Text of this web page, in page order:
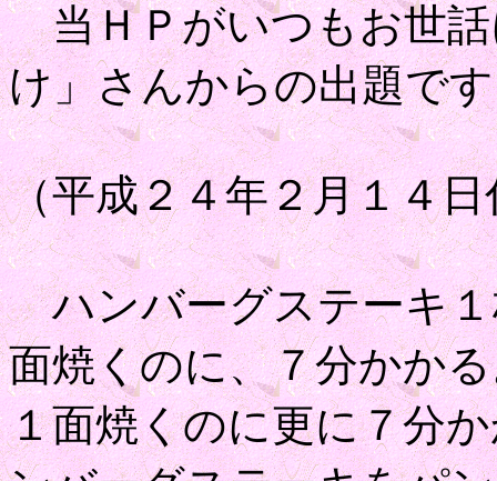
当ＨＰがいつもお世話
け」さんからの出題で
（平成２４年２月１４
ハンバーグステーキ１
面焼くのに、７分かか
１面焼くのに更に７分